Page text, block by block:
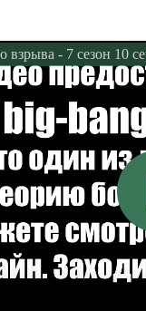
взрыва - 7 сезон 10